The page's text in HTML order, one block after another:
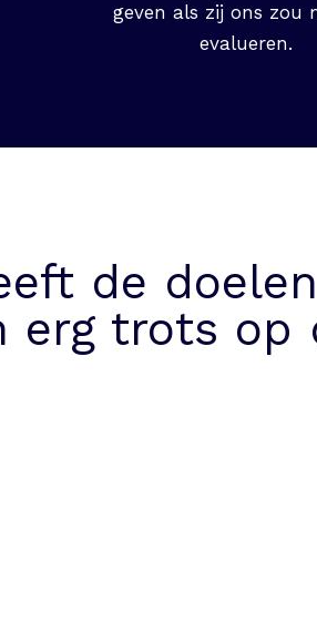
geven als zij ons zou
evalueren.
de
erg trots op